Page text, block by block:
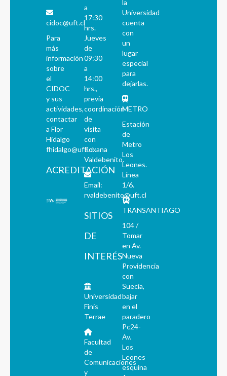
cidoc@uft.cl
Para
más
información
sobre
el
CIDOC
y sus
actividades,
contactar
a Flor
Hidalgo
fhidalgo@uft.cl
ACREDITACIÓN
a
17:30
hrs.
Jueves
de
09:30
a
14:00
hrs.,
previa
coordinación
de
visita
con
Roxana
Valdebenito.
Email:
rvaldebenito@uft.cl
SITIOS
DE
INTERÉS
Universidad
Finis
Terrae
Facultad
de
Comunicaciones
y
la
Universidad
cuenta
con
un
lugar
especial
para
dejarlas.
METRO
Estación
de
Metro
Los
Leones.
Línea
1/6.
TRANSANTIAGO
104 /
Tomar
en Av.
Nueva
Providencia
con
Suecia,
bajar
en el
paradero
Pc24-
Av.
Los
Leones
esquina